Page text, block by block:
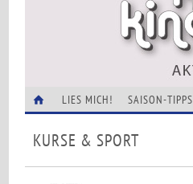
LIES MICH! SAISON-TIPPS
KURSE & SPORT